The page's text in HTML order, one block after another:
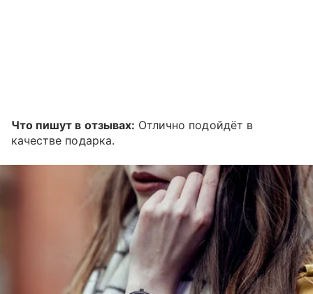
Что пишут в отзывах: Отлично подойдёт в
качестве подарка.